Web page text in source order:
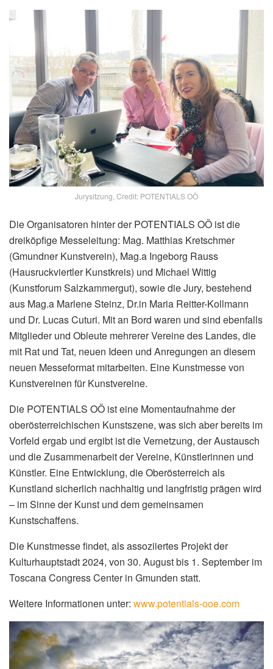
Jurysitzung, Credit: POTENTIALS OÖ
Die Organisatoren hinter der POTENTIALS OÖ ist die
dreiköpfige Messeleitung: Mag. Matthias Kretschmer
(Gmundner Kunstverein), Mag.a Ingeborg Rauss
(Hausruckviertler Kunstkreis) und Michael Wittig
(Kunstforum Salzkammergut), sowie die Jury, bestehend
aus Mag.a Marlene Steinz, Dr.in Maria Reitter-Kollmann
und Dr. Lucas Cuturi. Mit an Bord waren und sind ebenfalls
Mitglieder und Obleute mehrerer Vereine des Landes, die
mit Rat und Tat, neuen Ideen und Anregungen an diesem
neuen Messeformat mitarbeiten. Eine Kunstmesse von
Kunstvereinen für Kunstvereine.
Die POTENTIALS OÖ ist eine Momentaufnahme der
oberösterreichischen Kunstszene, was sich aber bereits im
Vorfeld ergab und ergibt ist die Vernetzung, der Austausch
und die Zusammenarbeit der Vereine, Künstlerinnen und
Künstler. Eine Entwicklung, die Oberösterreich als
Kunstland sicherlich nachhaltig und langfristig prägen wird
– im Sinne der Kunst und dem gemeinsamen
Kunstschaffens.
Die Kunstmesse findet, als assoziiertes Projekt der
Kulturhauptstadt 2024, von 30. August bis 1. September im
Toscana Congress Center in Gmunden statt.
Weitere Informationen unter: www.potentials-ooe.com